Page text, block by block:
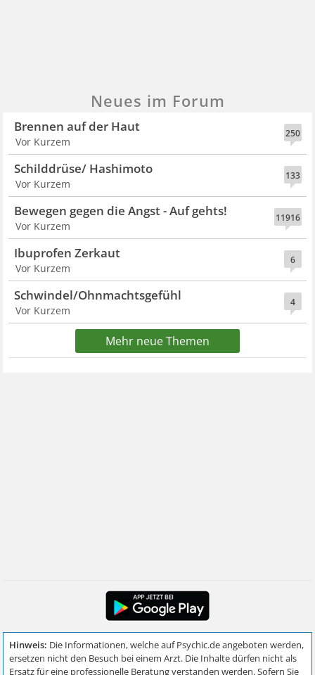
Neues im Forum
250
Brennen auf der Haut
Vor Kurzem
133
Schilddrüse/ Hashimoto
Vor Kurzem
11916
Bewegen gegen die Angst - Auf gehts!
Vor Kurzem
6
Ibuprofen Zerkaut
Vor Kurzem
4
Schwindel/Ohnmachtsgefühl
Vor Kurzem
Mehr neue Themen